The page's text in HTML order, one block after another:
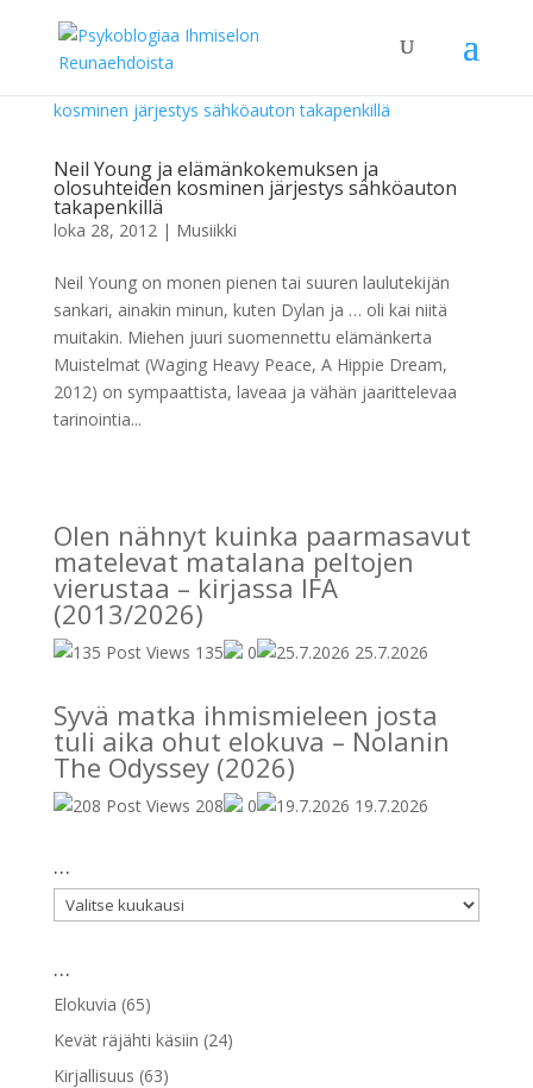
Neil Young ja elämänkokemuksen ja
olosuhteiden kosminen järjestys sähköauton
takapenkillä
loka 28, 2012| Musiikki
Neil Young on monen pienen tai suuren laulutekijän
sankari, ainakin minun, kuten Dylan ja … oli kai niitä
muitakin. Miehen juuri suomennettu elämänkerta
Muistelmat (Waging Heavy Peace, A Hippie Dream,
2012) on sympaattista, laveaa ja vähän jaarittelevaa
tarinointia...
Olen nähnyt kuinka paarmasavut
matelevat matalana peltojen
vierustaa – kirjassa IFA
(2013/2026)
135 0 25.7.2026
Syvä matka ihmismieleen josta
tuli aika ohut elokuva – Nolanin
The Odyssey (2026)
208 0 19.7.2026
…
…
Elokuvia (65)
Kevät räjähti käsiin (24)
Kirjallisuus (63)